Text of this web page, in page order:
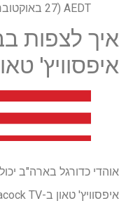
AEDT (27 באוקטובר)
איך לצפות
איפסוויץ'
אוהדי כדורגל בארה"ב